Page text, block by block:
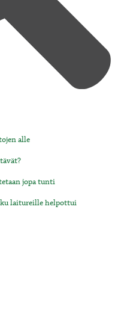
alle
jopa tunti
laitureille helpottui